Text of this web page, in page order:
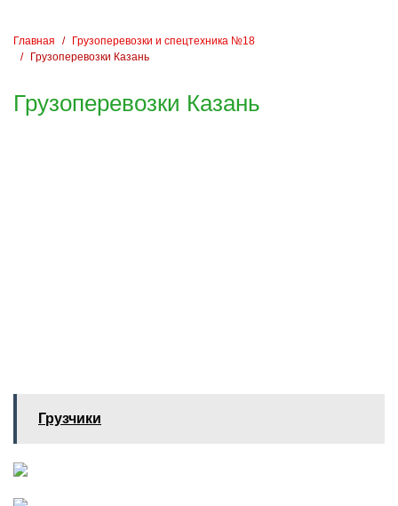
Главная
Грузоперевозки и спецтехника №18
Грузоперевозки Казань
Грузоперевозки Казань
Грузчики